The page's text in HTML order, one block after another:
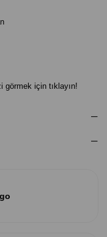
görmek için tıklayın!